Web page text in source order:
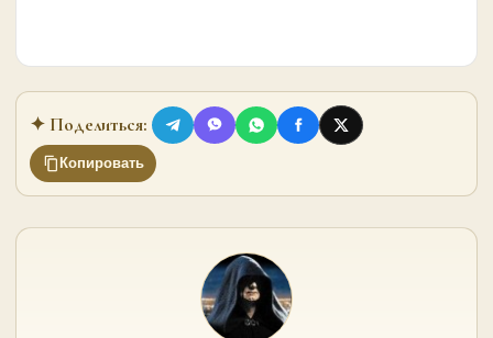
✦ Поделиться:
Копировать